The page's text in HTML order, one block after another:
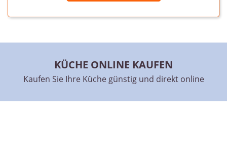
KÜCHE ONLINE KAUFEN
Kaufen Sie Ihre Küche günstig und direkt online
KÜCHE PLANEN LASSEN
Beauftragen Sie uns online und lassen Sie Ihre